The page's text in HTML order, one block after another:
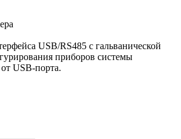
USB/RS485 с гальванической
приборов системы
USB-порта.